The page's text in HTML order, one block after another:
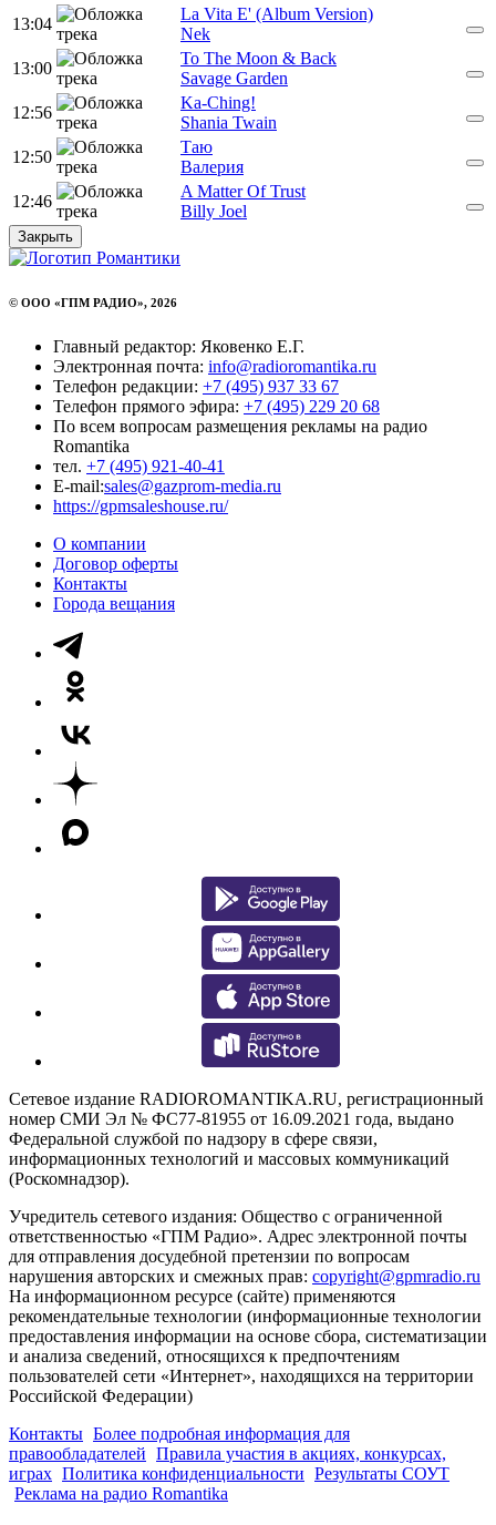
13:04
La Vita E' (Album Version)
Nek
13:00
To The Moon & Back
Savage Garden
12:56
Ka-Ching!
Shania Twain
12:50
Таю
Валерия
12:46
A Matter Of Trust
Billy Joel
Закрыть
© ООО «ГПМ РАДИО», 2026
Главный редактор: Яковенко Е.Г.
Электронная почта: info@radioromantika.ru
Телефон редакции: +7 (495) 937 33 67
Телефон прямого эфира: +7 (495) 229 20 68
По всем вопросам размещения рекламы на радио
Romantika
тел. +7 (495) 921-40-41
E-mail:sales@gazprom-media.ru
https://gpmsaleshouse.ru/
О компании
Договор оферты
Контакты
Города вещания
Сетевое издание RADIOROMANTIKA.RU, регистрационный
номер СМИ Эл № ФС77-81955 от 16.09.2021 года, выдано
Федеральной службой по надзору в сфере связи,
информационных технологий и массовых коммуникаций
(Роскомнадзор).
Учредитель сетевого издания: Общество с ограниченной
ответственностью «ГПМ Радио». Адрес электронной почты
для отправления досудебной претензии по вопросам
нарушения авторских и смежных прав: copyright@gpmradio.ru
На информационном ресурсе (сайте) применяются
рекомендательные технологии (информационные технологии
предоставления информации на основе сбора, систематизации
и анализа сведений, относящихся к предпочтениям
пользователей сети «Интернет», находящихся на территории
Российской Федерации)
Контакты Более подробная информация для
правообладателей Правила участия в акциях, конкурсах,
играх Политика конфиденциальности Результаты СОУТ
Реклама на радио Romantika